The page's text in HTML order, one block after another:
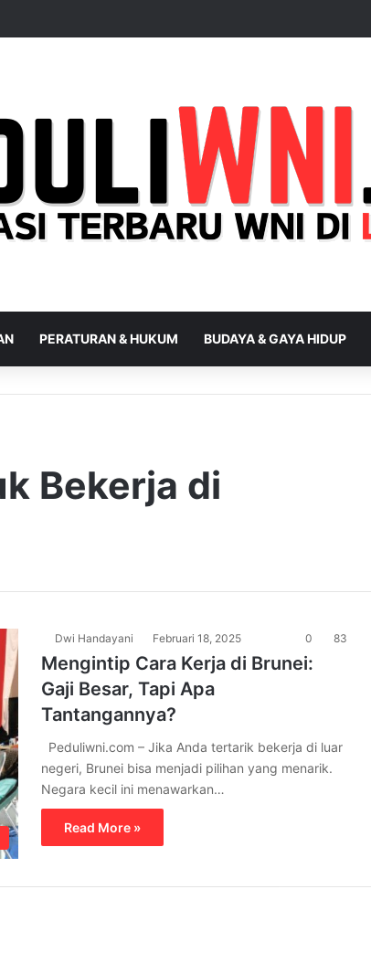
PERATURAN & HUKUM BUDAYA & GAYA HIDUP
Bekerja di
Dwi Handayani Februari 18, 2025 0 83
Mengintip Cara Kerja di Brunei:
Gaji Besar, Tapi Apa
Tantangannya?
Peduliwni.com – Jika Anda tertarik bekerja di luar
negeri, Brunei bisa menjadi pilihan yang menarik.
Negara kecil ini menawarkan…
Read More »